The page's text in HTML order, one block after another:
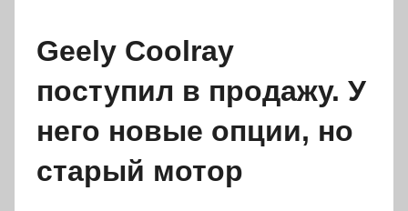
Geely Coolray
поступил в продажу. У
него новые опции, но
старый мотор